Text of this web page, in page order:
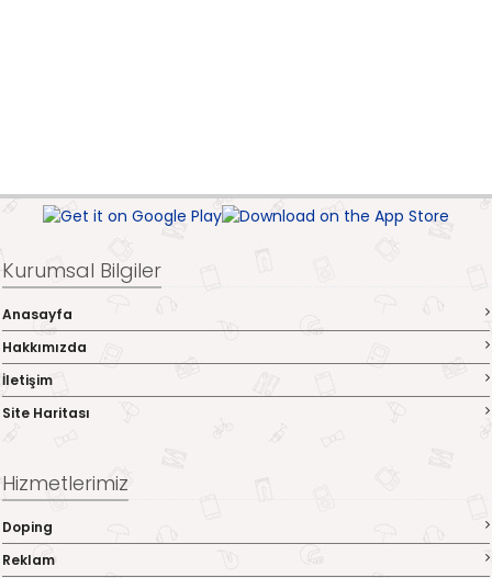
Kurumsal Bilgiler
Anasayfa
Hakkımızda
İletişim
Site Haritası
Hizmetlerimiz
Doping
Reklam